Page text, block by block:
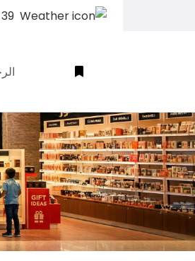
39 °C المدينة المنورة